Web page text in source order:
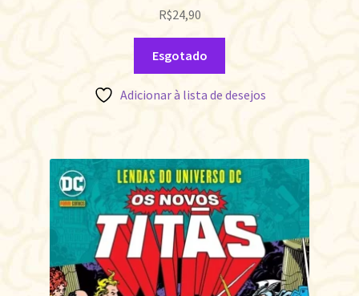
R$24,90
Esgotado
Adicionar à lista de desejos